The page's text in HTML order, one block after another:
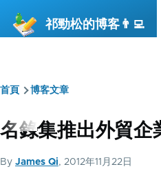
祁勁松的博客👨‍💻
導
航
連
結
首頁 博客文章
名錄集推出外貿企
By James Qi, 2012年11月22日